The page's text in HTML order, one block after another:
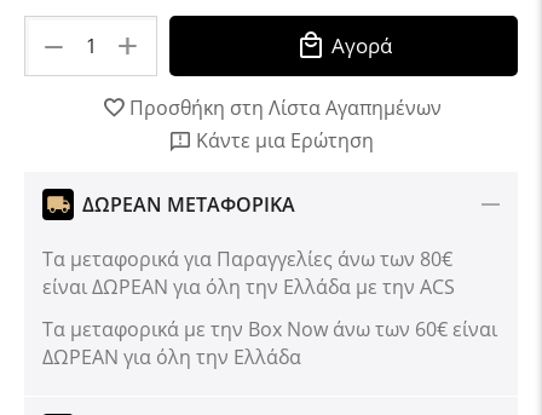
+
− Αγορά
Προσθήκη στη Λίστα Αγαπημένων
Κάντε μια Ερώτηση
ΔΩΡΕΑΝ ΜΕΤΑΦΟΡΙΚΑ
Τα μεταφορικά για Παραγγελίες άνω των 80€
είναι ΔΩΡΕΑΝ για όλη την Ελλάδα με την ACS
Tα μεταφορικά με την Box Now άνω των 60€ είναι
ΔΩΡΕΑΝ για όλη την Ελλάδα